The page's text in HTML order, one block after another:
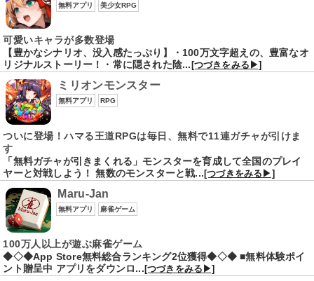
無料アプリ 美少女RPG
可愛いキャラが多数登場
【豊かなシナリオ、没入感たっぷり】・100万文字超えの、豊富なオ
リジナルストーリー！・常に隠された陰... [つづきをみる▶]
ミリオンモンスター
無料アプリ RPG
ついに登場！ハマる王道RPGは毎日、無料で11連ガチャが引けま
す
「無料ガチャが引きまくれる」モンスターを育成して全国のプレイ
ヤーと対戦しよう！ 無数のモンスターと戦...[つづきをみる▶]
Maru-Jan
無料アプリ 麻雀ゲーム
100万人以上が遊ぶ麻雀ゲーム
◆◇◆App Store無料総合ランキング2位獲得◆◇◆ ■無料体験ポイ
ント贈呈中 アプリをダウンロ... [つづきをみる▶]